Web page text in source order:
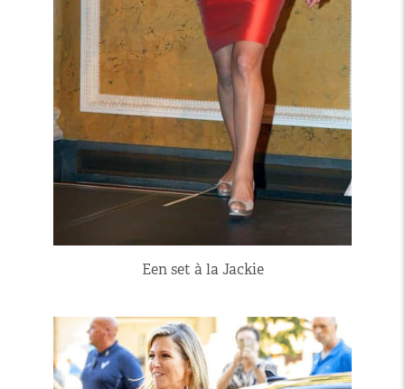
Een set à la Jackie